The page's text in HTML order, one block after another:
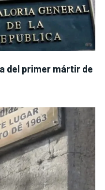
del primer mártir de